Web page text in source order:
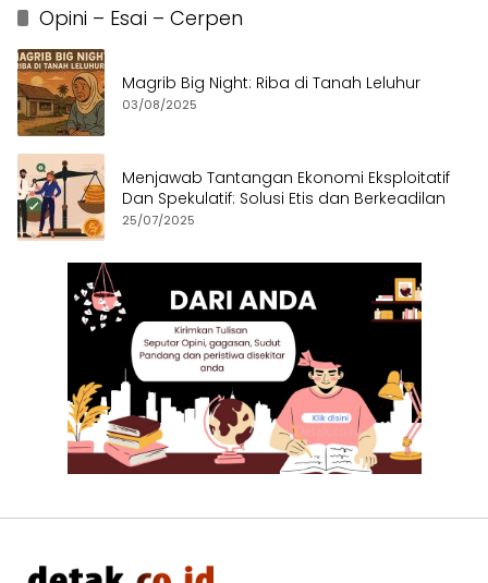
Opini – Esai – Cerpen
Magrib Big Night: Riba di Tanah Leluhur
03/08/2025
Menjawab Tantangan Ekonomi Eksploitatif
Dan Spekulatif: Solusi Etis dan Berkeadilan
25/07/2025